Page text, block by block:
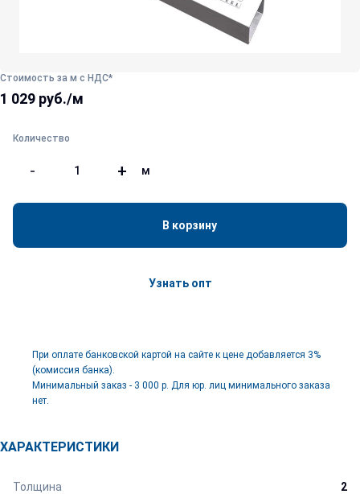
Стоимость за м с НДС*
1 029 руб./м
Количество
- + м
В корзину
Узнать опт
При оплате банковской картой на сайте к цене добавляется 3%
(комиссия банка).
Минимальный заказ - 3 000 р. Для юр. лиц минимального заказа
нет.
ХАРАКТЕРИСТИКИ
Толщина
2